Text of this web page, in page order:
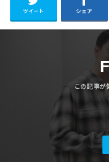
ツイート シェア